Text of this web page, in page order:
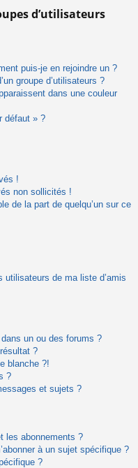
d’utilisateurs
puis-je en rejoindre un ?
groupe d’utilisateurs ?
dans une couleur
défaut » ?
!
non sollicités !
de la part de quelqu’un sur ce
utilisateurs de ma liste d’amis
un ou des forums ?
?
blanche ?!
?
et sujets ?
les abonnements ?
à un sujet spécifique ?
?